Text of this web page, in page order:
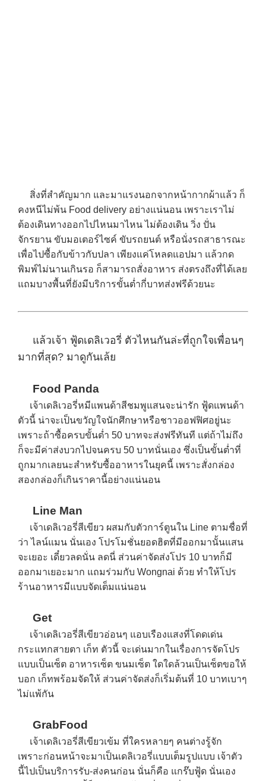
สิ่งที่สำคัญมาก และมาแรงนอกจากหน้ากากผ้าแล้ว ก็
คงหนีไม่พ้น Food delivery อย่างแน่นอน เพราะเราไม่
ต้องเดินทางออกไปไหนมาไหน ไม่ต้องเดิน วิ่ง ปั่น
จักรยาน ขับมอเตอร์ไซค์ ขับรถยนต์ หรือนั่งรถสาธารณะ
เพื่อไปซื้อกับข้าวกับปลา เพียงแค่โหลดแอปมา แล้วกด
พิมพ์ไม่นานเกินรอ ก็สามารถสั่งอาหาร ส่งตรงถึงที่ได้เลย
แถมบางพื้นที่ยังมีบริการขั้นต่ำกี่บาทส่งฟรีด้วยนะ
แล้วเจ้า ฟู้ดเดลิเวอรี่ ตัวไหนกันล่ะที่ถูกใจเพื่อนๆ
มากที่สุด? มาดูกันเล้ย
Food Panda
เจ้าเดลิเวอรี่หมีแพนด้าสีชมพูแสนจะน่ารัก ฟู้ดแพนด้า
ตัวนี้ น่าจะเป็นขวัญใจนักศึกษาหรือชาวออฟฟิศอยู่นะ
เพราะถ้าซื้อครบขั้นต่ำ 50 บาทจะส่งฟรีทันที แต่ถ้าไม่ถึง
ก็จะมีค่าส่งบวกไปจนครบ 50 บาทนั่นเอง ซึ่งเป็นขั้นต่ำที่
ถูกมากเลยนะสำหรับซื้ออาหารในยุคนี้ เพราะสั่งกล่อง
สองกล่องก็เกินราคานี้อย่างแน่นอน
Line Man
เจ้าเดลิเวอรี่สีเขียว ผสมกับตัวการ์ตูนใน Line ตามชื่อที่
ว่า ไลน์แมน นั่นเอง โปรโมชั่นยอดฮิตที่มีออกมานั้นแสน
จะเยอะ เดี๋ยวลดนั่น ลดนี่ ส่วนค่าจัดส่งโปร 10 บาทก็มี
ออกมาเยอะมาก แถมร่วมกับ Wongnai ด้วย ทำให้โปร
ร้านอาหารมีแบบจัดเต็มแน่นอน
Get
เจ้าเดลิเวอรี่สีเขียวอ่อนๆ แอบเรืองแสงที่โดดเด่น
กระแทกสายตา เก็ท ตัวนี้ จะเด่นมากในเรื่องการจัดโปร
แบบเป็นเซ็ต อาหารเซ็ต ขนมเซ็ต ใดใดล้วนเป็นเซ็ตขอให้
บอก เก็ทพร้อมจัดให้ ส่วนค่าจัดส่งก็เริ่มต้นที่ 10 บาทเบาๆ
ไม่แพ้กัน
GrabFood
เจ้าเดลิเวอรี่สีเขียวเข้ม ที่ใครหลายๆ คนต่างรู้จัก
เพราะก่อนหน้าจะมาเป็นเดลิเวอรี่แบบเต็มรูปแบบ เจ้าตัว
นี้ไปเป็นบริการรับ-ส่งคนก่อน นั่นก็คือ แกร๊บฟู้ด นั่นเอง